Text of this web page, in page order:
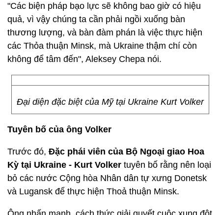
"Các biện pháp bạo lực sẽ không bao giờ có hiệu
quả, vì vậy chúng ta cần phải ngồi xuống bàn
thương lượng, và bàn đàm phán là việc thực hiện
các Thỏa thuận Minsk, mà Ukraine thậm chí còn
không để tâm đến", Aleksey Chepa nói.
Đại diện đặc biệt của Mỹ tại Ukraine Kurt Volker
Tuyên bố của ông Volker
Trước đó, Đặc phái viên của Bộ Ngoại giao Hoa
Kỳ tại Ukraine - Kurt Volker tuyên bố rằng nên loại
bỏ các nước Cộng hòa Nhân dân tự xưng Donetsk
và Lugansk để thực hiện Thoả thuận Minsk.